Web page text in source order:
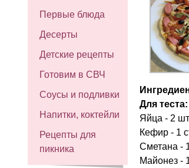
Первые блюда
Десерты
Детские рецепты
Готовим в СВЧ
Соусы и подливки
Напитки, коктейли
Рецепты для
пикника
Для теста:
Яйца - 2
Кефир - 1
Сметана -
Майонез -